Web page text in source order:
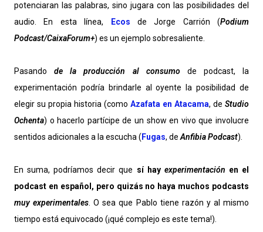
potenciaran las palabras, sino jugara con las posibilidades del
audio. En esta línea,
Ecos de Jorge Carrión (Podium
Podcast/CaixaForum+) es un ejemplo sobresaliente.
Pasandode la producción al consumode podcast, la
experimentación podría brindarle al oyente la posibilidad de
elegir su propia historia (como Azafata en Atacama, de Studio
Ochenta) o hacerlo partícipe de un show en vivo que involucre
sentidos adicionales a la escucha ( Fugas, deAnfibia Podcast).
En suma, podríamos decir que sí hay experimentación en el
podcast en español, pero quizás no haya muchos podcasts
muy experimentales. O sea que Pablo tiene razón y al mismo
tiempo está equivocado (¡qué complejo es este tema!).